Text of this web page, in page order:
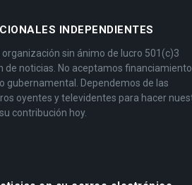
INDEPENDIENTES
sin ánimo de lucro 501(c)3
de noticias. No aceptamos financiamiento
gubernamental. Dependemos de las
oyentes y televidentes para hacer
contribución hoy.